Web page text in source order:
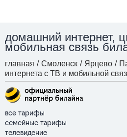
домашний интернет,
мобильная связь
главная / Смоленск / Ярцево /
интернета с ТВ и мобильной
все тарифы
семейные тарифы
телевидение